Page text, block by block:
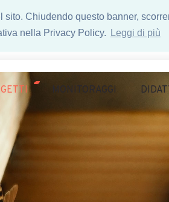
Chiudendo questo banner,
nella Privacy Policy.
Leggi di più
MONITORAGGI